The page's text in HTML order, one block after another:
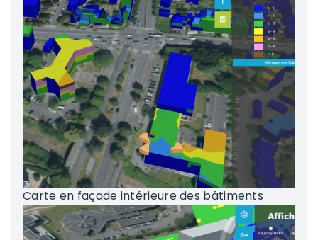
Carte en façade intérieure des bâtiments